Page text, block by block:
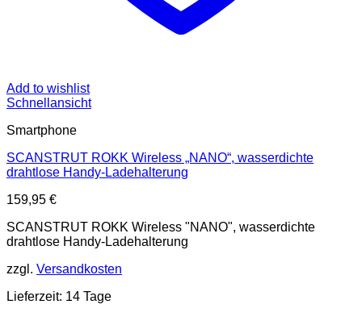
Add to wishlist
Schnellansicht
Smartphone
SCANSTRUT ROKK Wireless „NANO“, wasserdichte
drahtlose Handy-Ladehalterung
159,95 €
SCANSTRUT ROKK Wireless "NANO", wasserdichte
drahtlose Handy-Ladehalterung
zzgl. Versandkosten
Lieferzeit: 14 Tage